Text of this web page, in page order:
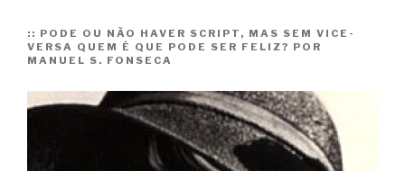
:: PODE OU NÃO HAVER SCRIPT, MAS SEM VICE-
VERSA QUEM É QUE PODE SER FELIZ? POR
MANUEL S. FONSECA